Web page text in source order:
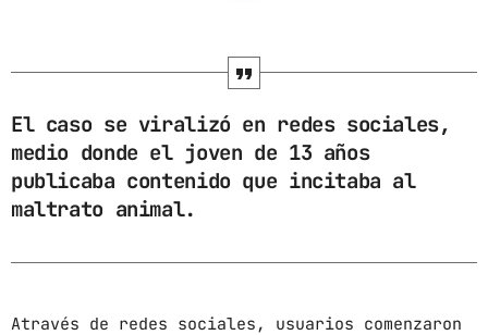
febrero 2025
enero 2025
octubre 2024
El caso se viralizó en redes sociales,
medio donde el joven de 13 años
publicaba contenido que incitaba al
maltrato animal.
Através de redes sociales, usuarios comenzaron